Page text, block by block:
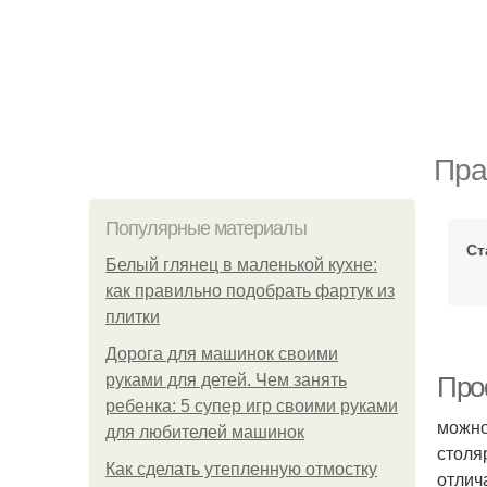
Популярные материалы
Белый глянец в маленькой кухне:
как правильно подобрать фартук из
плитки
Дорога для машинок своими
руками для детей. Чем занять
ребенка: 5 супер игр своими руками
для любителей машинок
Как сделать утепленную отмостку